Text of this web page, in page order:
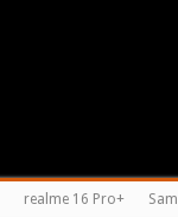
realme 16 Pro+